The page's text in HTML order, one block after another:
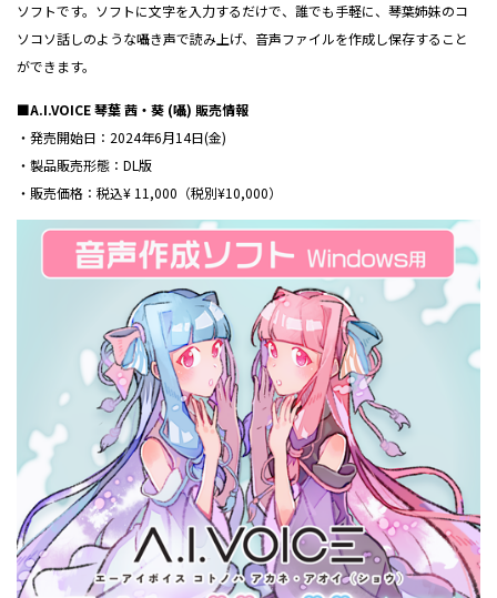
ソフトです。ソフトに文字を入力するだけで、誰でも手軽に、琴葉姉妹のコ
ソコソ話しのような囁き声で読み上げ、音声ファイルを作成し保存すること
ができます。
■A.I.VOICE 琴葉 茜・葵 (囁) 販売情報
・発売開始日：2024年6月14日(金)
・製品販売形態：DL版
・販売価格：税込¥ 11,000（税別¥10,000）